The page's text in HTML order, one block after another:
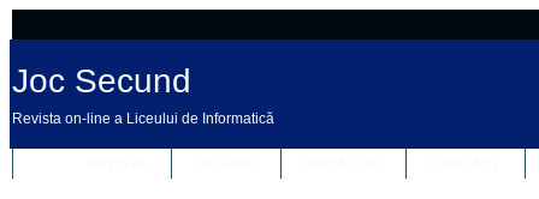
Joc Secund
Revista on-line a Liceului de Informatică